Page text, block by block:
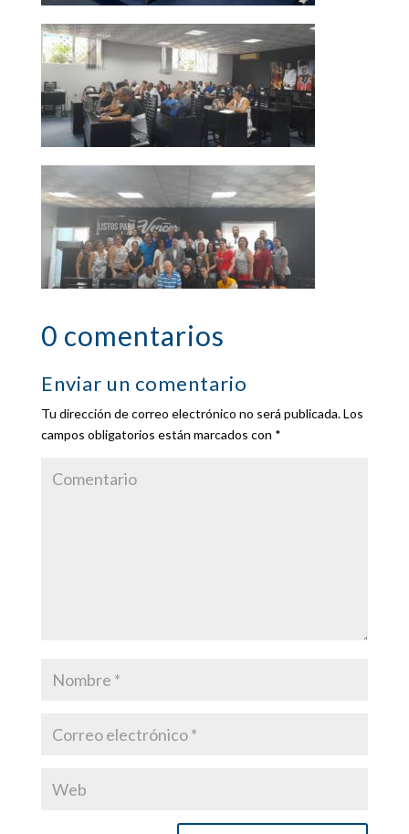
0 comentarios
Enviar un comentario
Tu dirección de correo electrónico no será publicada.Los
campos obligatorios están marcados con *